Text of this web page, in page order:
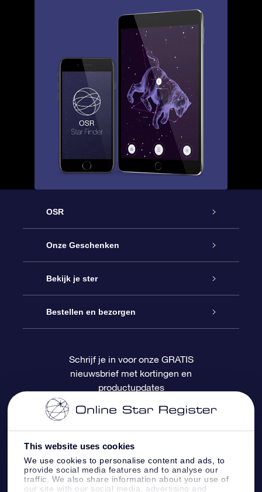
This website uses cookies
We use cookies to personalise content and ads, to
provide social media features and to analyse our
traffic. We also share information about your use of
our site with our social media, advertising and
OSR
Service
Contact
Blog
OSR Recensies
Onze Geschenken
Online Star Gift
OSR Cadeaupakket
OSR Cadeaukaart
Relatiegeschenken
Bekijk je ster
Sterrenregister
Gepersonaliseerde sterrenpagina
One Million Stars
OSR Starsaver
Fly me to the Stars App
Bestellen en bezorgen
Betalingsinformatie
Verzendinformatie
Retourbeleid
Constellaties
Schrijf je in voor onze GRATIS
nieuwsbrief met kortingen en
productupdates